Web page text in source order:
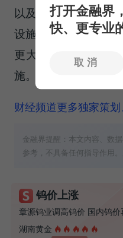
以及谷歌在内的全球
设施投资的宏观背景
更大规模现金来建
施。
财经频道更多独家策
金融界提醒：本文内容、数
参考，不具备任何指导作用
钨价上涨
湖南黄金
打开金融界
快、更专业
取消